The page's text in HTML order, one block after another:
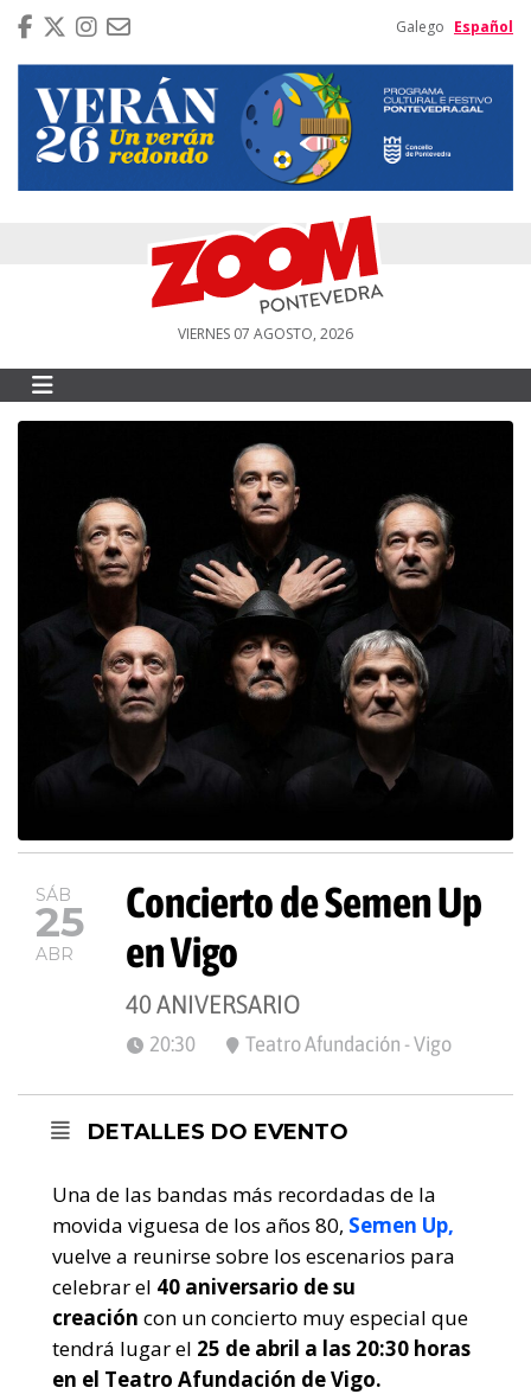
Galego Español
VIERNES 07 AGOSTO, 2026
SÁB
25
ABR
Concierto de Semen Up
en Vigo
40 ANIVERSARIO
20:30 Teatro Afundación - Vigo
DETALLES DO EVENTO
Una de las bandas más recordadas de la
movida viguesa de los años 80, Semen Up,
vuelve a reunirse sobre los escenarios para
celebrar el 40 aniversario de su
creación con un concierto muy especial que
tendrá lugar el 25 de abril a las 20:30 horas
en el Teatro Afundación de Vigo.